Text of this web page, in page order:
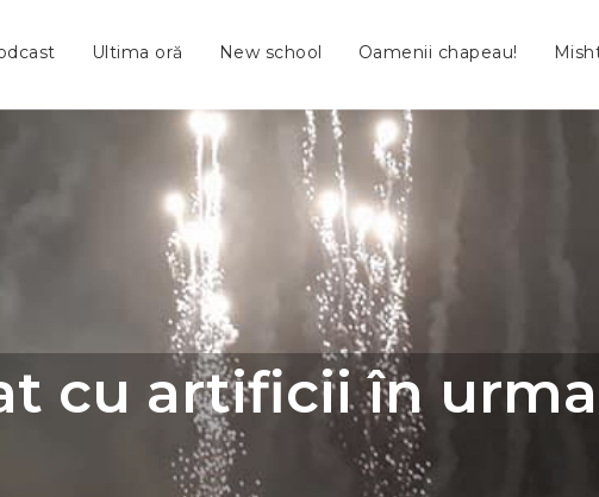
Ultima oră New school Oamenii chapeau!
cu artificii în